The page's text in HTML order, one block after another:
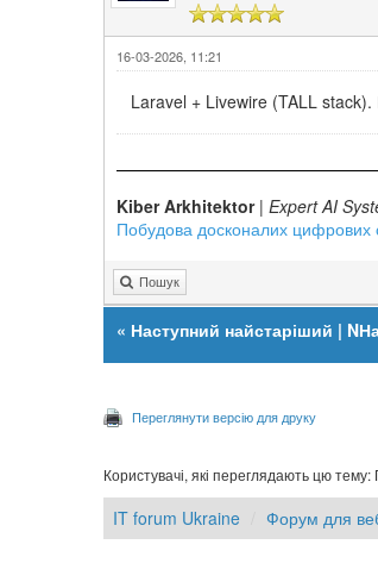
16-03-2026, 11:21
Laravel + Livewire (TALL stack).
Kiber Arkhitektor| Expert AI
Побудова досконалих цифрових
Пошук
« Наступний найстаріший |
Переглянути версію для друку
Користувачі, які переглядають цю тему:
IT forum Ukraine Форум для